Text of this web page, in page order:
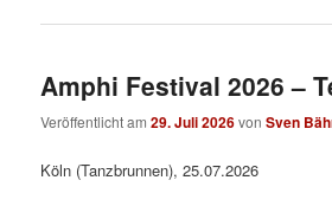
Amphi Festival 2026 –
Veröffentlicht am29. Juli 2026vonSven
Köln (Tanzbrunnen), 25.07.2026